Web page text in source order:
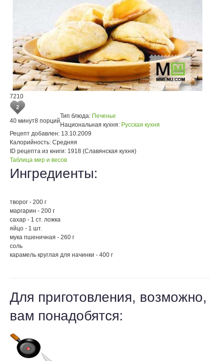
7210
2
40 минут8 порций
Тип блюда: Печенье
Национальная кухня: Русская кухня
Рецепт добавлен: 13.10.2009
Калорийность: Средняя
ID рецепта из книги: 1918 (Славянская кухня)
Таблица мер и весов
Ингредиенты:
творог - 200 г
маргарин - 200 г
сахар - 1 ст. ложка
яйцо - 1 шт.
мука пшеничная - 260 г
соль
карамель круглая для начинки - 400 г
Для приготовления, возможно,
вам понадобятся: